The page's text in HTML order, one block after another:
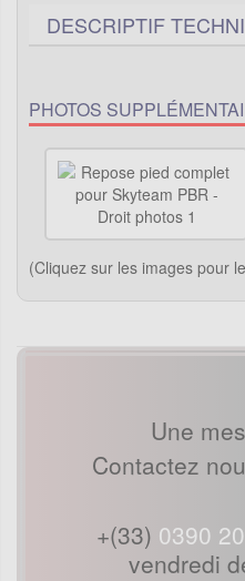
DESCRIPTIF
PHOTOS
(Cliquez sur les images pour
Une
Contactez
+(33) 0390
vendredi